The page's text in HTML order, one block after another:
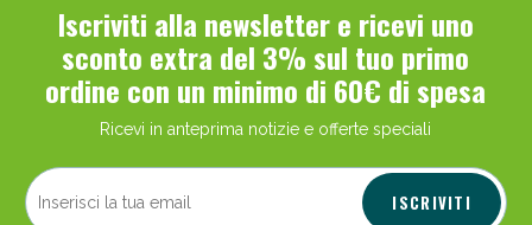
Iscriviti alla newsletter e ricevi uno
sconto extra del 3% sul tuo primo
ordine con un minimo di 60€ di spesa
Ricevi in anteprima notizie e offerte speciali
ISCRIVITI